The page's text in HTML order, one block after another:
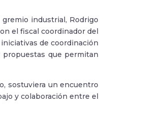
industrial, Rodrigo
el fiscal coordinador del
de coordinación
que permitan
sostuviera un encuentro
y colaboración entre el